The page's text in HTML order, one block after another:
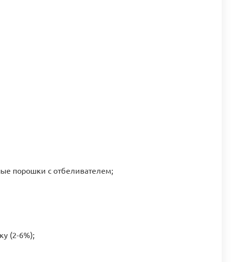
порошки с отбеливателем;
(2-6%);